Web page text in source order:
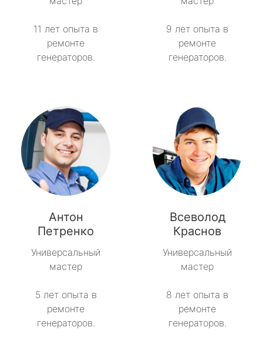
11 лет опыта в
ремонте
генераторов.
9 лет опыта в
ремонте
генераторов.
Антон
Петренко
Универсальный
мастер
5 лет опыта в
ремонте
генераторов.
Всеволод
Краснов
Универсальный
мастер
8 лет опыта в
ремонте
генераторов.